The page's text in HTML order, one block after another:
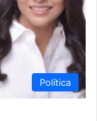
Política